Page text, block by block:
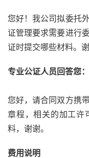
您好！我公司拟委托
证管理要求需要进行
证时提交哪些材料。谢
专业公证人员回答您：
您好，请合同双方携
章程，相关的加工许
料，谢谢。
费用说明